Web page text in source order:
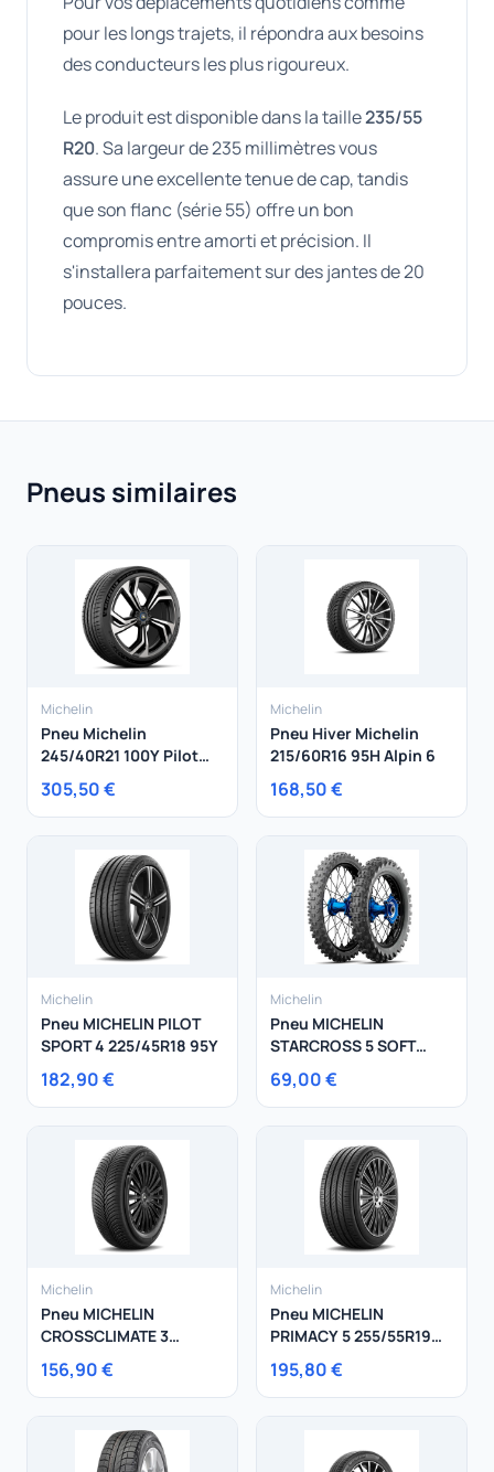
pour les longs trajets, il répondra aux besoins
des conducteurs les plus rigoureux.
Le produit est disponible dans la taille235/55
R20. Sa largeur de 235 millimètres vous
assure une excellente tenue de cap, tandis
que son flanc (série 55) offre un bon
compromis entre amorti et précision. Il
s'installera parfaitement sur des jantes de 20
pouces.
Pneus similaires
Michelin
Pneu Michelin
245/40R21 100Y Pilot
Sport EV Audi XL
305,50 €
Michelin
Pneu Hiver Michelin
215/60R16 95H Alpin 6
168,50 €
Michelin
Pneu MICHELIN PILOT
SPORT 4 225/45R18 95Y
182,90 €
Michelin
Pneu MICHELIN
STARCROSS 5 SOFT
90/100-16 51 M
69,00 €
Michelin
Pneu MICHELIN
CROSSCLIMATE 3
225/55R18 98V
156,90 €
Michelin
Pneu MICHELIN
PRIMACY 5 255/55R19
111V
195,80 €